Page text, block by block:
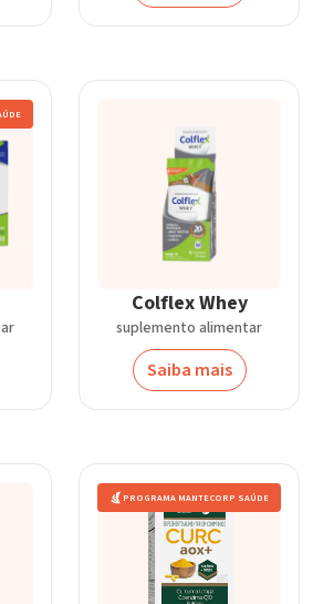
Colflex Whey
suplemento alimentar
Saiba mais
PROGRAMA MANTECORP SAÚDE